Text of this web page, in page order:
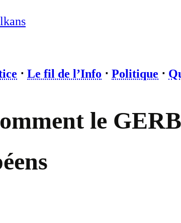
⋅ Le fil de l’Info ⋅ Politique ⋅
le